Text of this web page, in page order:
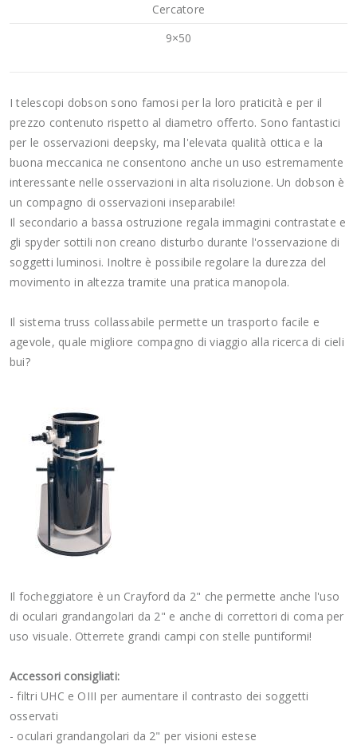
Cercatore
9×50
I telescopi dobson sono famosi per la loro praticità e per il
prezzo contenuto rispetto al diametro offerto. Sono fantastici
per le osservazioni deepsky, ma l'elevata qualità ottica e la
buona meccanica ne consentono anche un uso estremamente
interessante nelle osservazioni in alta risoluzione. Un dobson è
un compagno di osservazioni inseparabile!
Il secondario a bassa ostruzione regala immagini contrastate e
gli spyder sottili non creano disturbo durante l'osservazione di
soggetti luminosi. Inoltre è possibile regolare la durezza del
movimento in altezza tramite una pratica manopola.
Il sistema truss collassabile permette un trasporto facile e
agevole, quale migliore compagno di viaggio alla ricerca di cieli
bui?
Il focheggiatore è un Crayford da 2" che permette anche l'uso
di oculari grandangolari da 2" e anche di correttori di coma per
uso visuale. Otterrete grandi campi con stelle puntiformi!
Accessori consigliati:
- filtri UHC e OIII per aumentare il contrasto dei soggetti
osservati
- oculari grandangolari da 2" per visioni estese